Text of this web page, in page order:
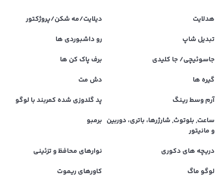
هدلایت
دیلایت/مه شکن/پروژکتور
تبدیل شاپ
رو داشبوردی ها
جاسوئیچی/ جا کلیدی
برف پاک کن ها
گیره ها
دش مت
آرم وسط رینگ
پد گلدوزی شده کمربند با لوگو
ساعت, بلوتوث, شارژرها، باتری، دوربین
و مانیتور
برمبو
دریچه های دکوری
نوارهای محافظ و تزئینی
لوگو ماگ
کاورهای ریموت